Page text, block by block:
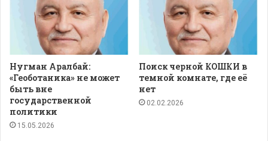
Нугман Аралбай:
«Геоботаника» не может
быть вне
государственной
политики
15.05.2026
Поиск черной КОШКИ в
темной комнате, где её
нет
02.02.2026